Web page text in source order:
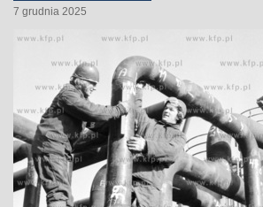
7 grudnia 2025